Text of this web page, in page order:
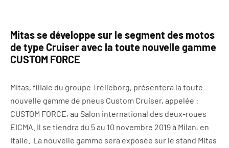
Mitas se développe sur le segment des motos
de type Cruiser avec la toute nouvelle gamme
CUSTOM FORCE
Mitas, filiale du groupe Trelleborg, présentera la toute
nouvelle gamme de pneus Custom Cruiser, appelée :
CUSTOM FORCE, au Salon international des deux-roues
EICMA. Il se tiendra du 5 au 10 novembre 2019 à Milan, en
Italie.
La nouvelle gamme sera exposée sur le stand Mitas